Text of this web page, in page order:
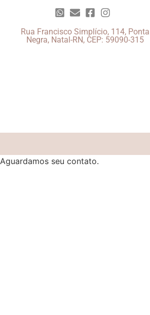
Rua Francisco Simplício, 114, Ponta
Negra, Natal-RN, CEP: 59090-315
Aguardamos seu contato.